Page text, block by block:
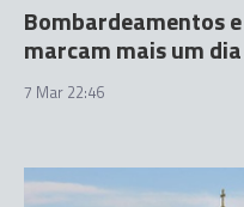
Bombardeamentos
marcam mais um
7 Mar 22:46